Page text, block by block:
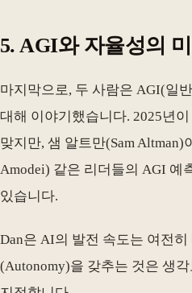
5. AGI와 자율성의
마지막으로, 두 사람은 AGI(일
대해 이야기했습니다. 2025년
맞지만, 샘 알트만(Sam
Amodei) 같은 리더들의 AGI 예
있습니다.
Dan은 AI의 발전 속도는 여전히
(Autonomy)을 갖추는 것은 생